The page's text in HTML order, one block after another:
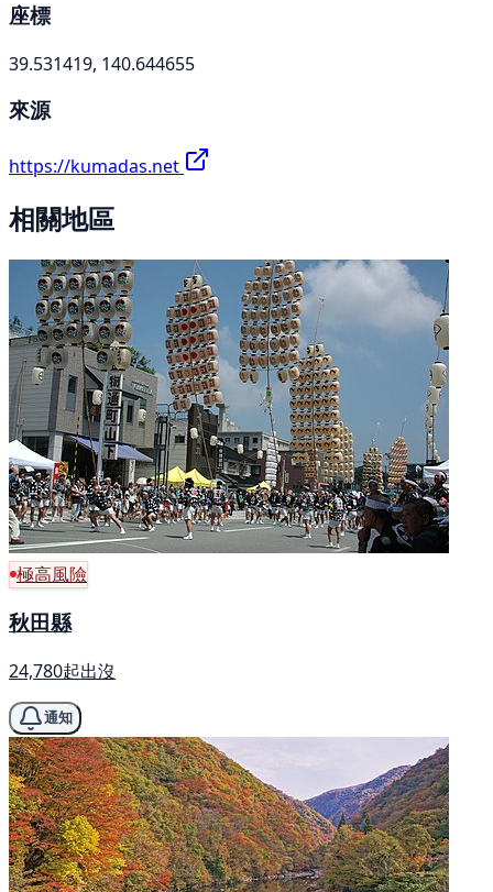
座標
39.531419, 140.644655
來源
https://kumadas.net
相關地區
極高風險
秋田縣
24,780起出沒
通知